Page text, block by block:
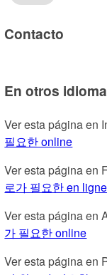
Contacto
En otros
Ver esta página en
필요한 online
Ver esta página en
로가 필요한 en ligne
Ver esta página en
가 필요한 online
Ver esta página en